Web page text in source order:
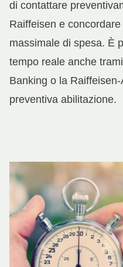
di contattare
Raiffeisen e
massimale di spesa. È
tempo reale anche
Banking o la
preventiva abilitazione.